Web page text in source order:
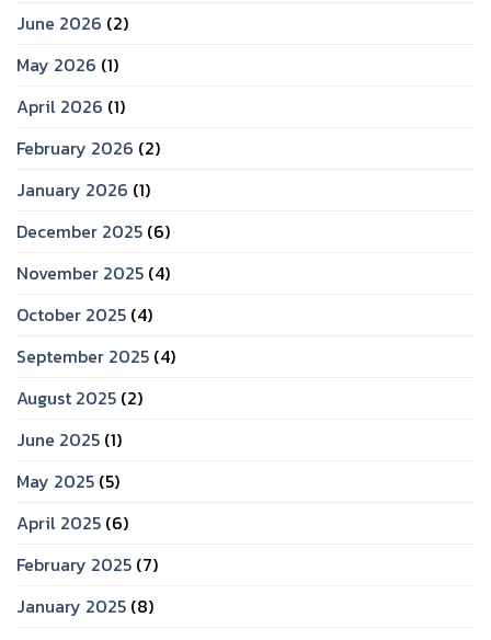
June 2026 (2)
May 2026 (1)
April 2026 (1)
February 2026 (2)
January 2026 (1)
December 2025 (6)
November 2025 (4)
October 2025 (4)
September 2025 (4)
August 2025 (2)
June 2025 (1)
May 2025 (5)
April 2025 (6)
February 2025 (7)
January 2025 (8)